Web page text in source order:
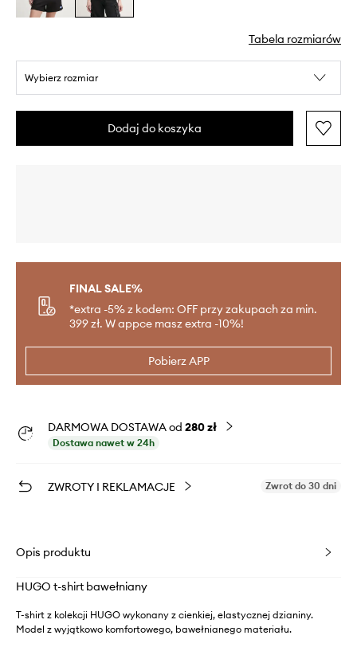
Tabela rozmiarów
Wybierz rozmiar
Dodaj do koszyka
FINAL SALE%
*extra -5% z kodem: OFF przy zakupach za min.
399 zł. W appce masz extra -10%!
Pobierz APP
DARMOWA DOSTAWA od 280 zł
Dostawa nawet w 24h
ZWROTY I REKLAMACJE Zwrot do 30 dni
Opis produktu
HUGO t-shirt bawełniany
T-shirt z kolekcji HUGO wykonany z cienkiej, elastycznej dzianiny.
Model z wyjątkowo komfortowego, bawełnianego materiału.